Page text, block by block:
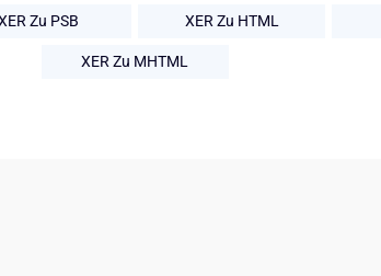
Zu PSB XER Zu HTML
XER Zu MHTML